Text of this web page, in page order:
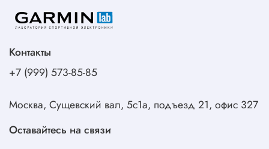
Контакты
+7 (999) 573-85-85
Москва, Сущевский вал, 5с1а, подъезд 21, офис 327
Оставайтесь на связи